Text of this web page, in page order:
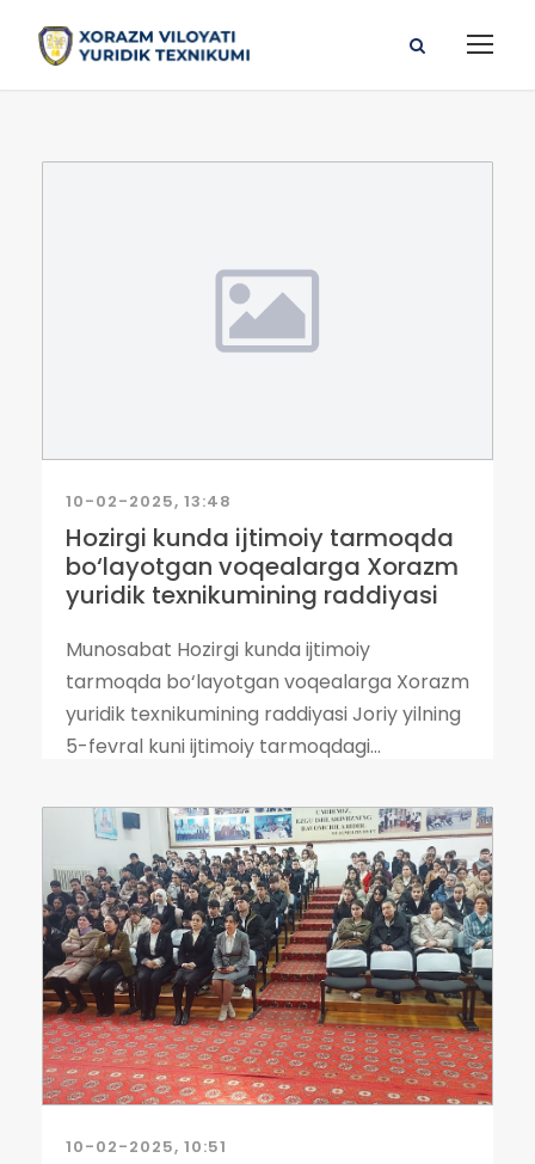
10-02-2025, 13:48
Hozirgi kunda ijtimoiy tarmoqda
bo‘layotgan voqealarga Xorazm
yuridik texnikumining raddiyasi
Munosabat Hozirgi kunda ijtimoiy
tarmoqda bo‘layotgan voqealarga Xorazm
yuridik texnikumining raddiyasi Joriy yilning
5-fevral kuni ijtimoiy tarmoqdagi...
10-02-2025, 10:51